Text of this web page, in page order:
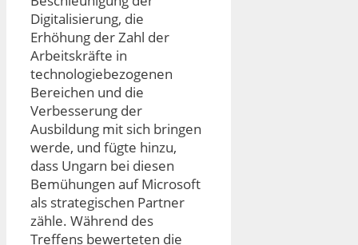
Digitalisierung, die
Erhöhung der Zahl der
Arbeitskräfte in
technologiebezogenen
Bereichen und die
Verbesserung der
Ausbildung mit sich bringen
werde, und fügte hinzu,
dass Ungarn bei diesen
Bemühungen auf Microsoft
als strategischen Partner
zähle. Während des
Treffens bewerteten die